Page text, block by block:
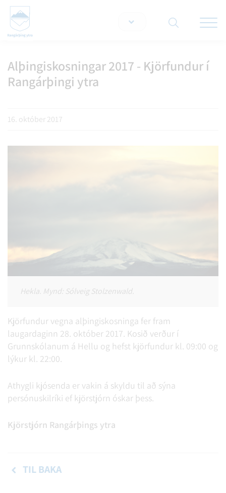
Alþingiskosningar 2017 - Kjörfundur í
Rangárþingi ytra
16. október 2017
Hekla. Mynd: Sólveig Stolzenwald.
Kjörfundur vegna alþingiskosninga fer fram
laugardaginn 28. október 2017. Kosið verður í
Grunnskólanum á Hellu og hefst kjörfundur kl. 09:00 og
lýkur kl. 22:00.
Athygli kjósenda er vakin á skyldu til að sýna
persónuskilríki ef kjörstjórn óskar þess.
Kjörstjórn Rangárþings ytra
TIL BAKA
Leita á vef